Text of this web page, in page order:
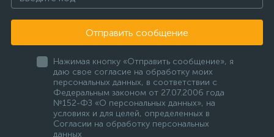
Отправить сообщение
Нажимая кнопку «Отправить сообщение», я
даю свое согласие на обработку моих
персональных данных, в соответствии с
Федеральным законом от 27.07.2006 года
№152-ФЗ «О персональных данных», на
условиях и для целей, определенных в
Согласии на обработку персональных
данных